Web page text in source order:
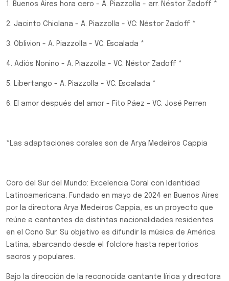
1. Buenos Aires hora cero - A. Piazzolla - arr. Néstor Zadoff *
2. Jacinto Chiclana - A. Piazzolla - VC: Néstor Zadoff *
3. Oblivion - A. Piazzolla - VC: Escalada *
4. Adiós Nonino - A. Piazzolla - VC: Néstor Zadoff *
5. Libertango - A. Piazzolla - VC: Escalada *
6. El amor después del amor - Fito Páez – VC: José Perren
*Las adaptaciones corales son de Arya Medeiros Cappia
Coro del Sur del Mundo: Excelencia Coral con Identidad
Latinoamericana. Fundado en mayo de 2024 en Buenos Aires
por la directora Arya Medeiros Cappia, es un proyecto que
reúne a cantantes de distintas nacionalidades residentes
en el Cono Sur. Su objetivo es difundir la música de América
Latina, abarcando desde el folclore hasta repertorios
sacros y populares.
Bajo la dirección de la reconocida cantante lírica y directora